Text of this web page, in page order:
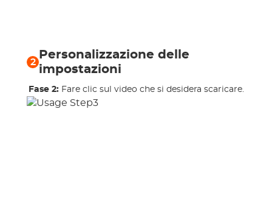
2
Personalizzazione delle
impostazioni
Fase 2: Fare clic sul video che si desidera scaricare.